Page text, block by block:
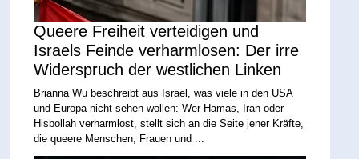
Queere Freiheit verteidigen und
Israels Feinde verharmlosen: Der irre
Widerspruch der westlichen Linken
Brianna Wu beschreibt aus Israel, was viele in den USA
und Europa nicht sehen wollen: Wer Hamas, Iran oder
Hisbollah verharmlost, stellt sich an die Seite jener Kräfte,
die queere Menschen, Frauen und ...